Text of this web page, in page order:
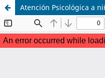
Atención Psicológica a